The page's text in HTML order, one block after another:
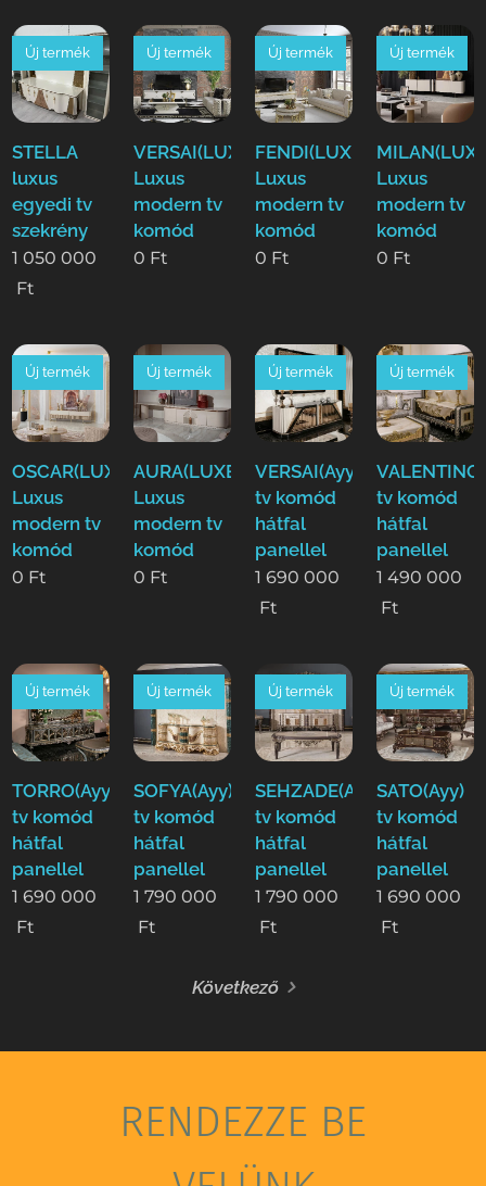
STELLA
luxus
egyedi tv
szekrény
Új termék
1 050 000
Ft
VERSAI(LUXE)
Luxus
modern tv
komód
Új termék
0 Ft
FENDI(LUXE)
Luxus
modern tv
komód
Új termék
0 Ft
Luxus
modern tv
komód
Új termék
0 Ft
OSCAR(LUXE)
Luxus
modern tv
komód
Új termék
0 Ft
AURA(LUXE)
Luxus
modern tv
komód
Új termék
0 Ft
VERSAI(Ayy)
tv komód
hátfal
panellel
Új termék
1 690 000
Ft
tv komód
hátfal
panellel
Új termék
1 490 000
Ft
TORRO(Ayy)
tv komód
hátfal
panellel
Új termék
1 690 000
Ft
SOFYA(Ayy)
tv komód
hátfal
panellel
Új termék
1 790 000
Ft
SEHZADE(Ayy)
tv komód
hátfal
panellel
Új termék
1 790 000
Ft
SATO(Ayy)
tv komód
hátfal
panellel
Új termék
1 690 000
Ft
Következő
RENDEZZE BE